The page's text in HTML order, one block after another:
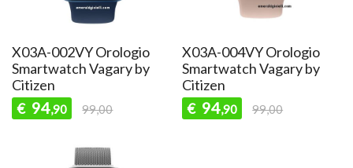
X03A-002VY Orologio
Smartwatch Vagary by
Citizen
€ 94,90 99,00
X03A-004VY Orologio
Smartwatch Vagary by
Citizen
€ 94,90 99,00